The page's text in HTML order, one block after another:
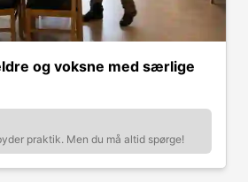
og voksne med særlige
praktik. Men du må altid spørge!